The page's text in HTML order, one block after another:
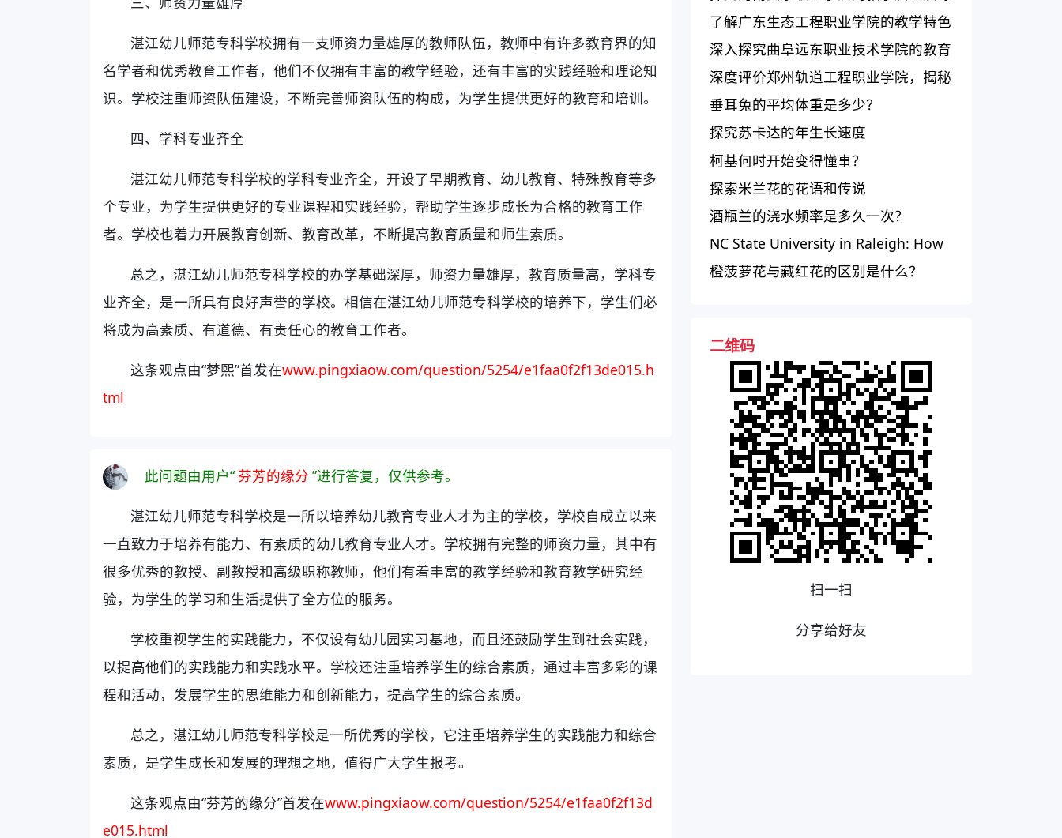
湛江幼儿师范专科学校拥有一支师资力量雄厚的教师队伍，教师中有许多教育界的知
名学者和优秀教育工作者，他们不仅拥有丰富的教学经验，还有丰富的实践经验和理论知
识。学校注重师资队伍建设，不断完善师资队伍的构成，为学生提供更好的教育和培训。
四、学科专业齐全
湛江幼儿师范专科学校的学科专业齐全，开设了早期教育、幼儿教育、特殊教育等多
个专业，为学生提供更好的专业课程和实践经验，帮助学生逐步成长为合格的教育工作
者。学校也着力开展教育创新、教育改革，不断提高教育质量和师生素质。
总之，湛江幼儿师范专科学校的办学基础深厚，师资力量雄厚，教育质量高，学科专
业齐全，是一所具有良好声誉的学校。相信在湛江幼儿师范专科学校的培养下，学生们必
将成为高素质、有道德、有责任心的教育工作者。
这条观点由“梦熙”首发在www.pingxiaow.com/question/5254/e1faa0f2f13de015.h
tml
此问题由用户“芬芳的缘分 ”进行答复，仅供参考。
湛江幼儿师范专科学校是一所以培养幼儿教育专业人才为主的学校，学校自成立以来
一直致力于培养有能力、有素质的幼儿教育专业人才。学校拥有完整的师资力量，其中有
很多优秀的教授、副教授和高级职称教师，他们有着丰富的教学经验和教育教学研究经
验，为学生的学习和生活提供了全方位的服务。
学校重视学生的实践能力，不仅设有幼儿园实习基地，而且还鼓励学生到社会实践，
以提高他们的实践能力和实践水平。学校还注重培养学生的综合素质，通过丰富多彩的课
程和活动，发展学生的思维能力和创新能力，提高学生的综合素质。
总之，湛江幼儿师范专科学校是一所优秀的学校，它注重培养学生的实践能力和综合
素质，是学生成长和发展的理想之地，值得广大学生报考。
这条观点由“芬芳的缘分”首发在www.pingxiaow.com/question/5254/e1faa0f2f13d
e015.html
合实力
了解广东生态工程职业学院的教学特色
及优势
深入探究曲阜远东职业技术学院的教育
质量、师资队伍、毕业生就业情况
深度评价郑州轨道工程职业学院，揭秘
亮点
垂耳兔的平均体重是多少？
探究苏卡达的年生长速度
柯基何时开始变得懂事？
探索米兰花的花语和传说
酒瓶兰的浇水频率是多久一次？
NC State University in Raleigh: How
It Stacks Up
橙菠萝花与藏红花的区别是什么？
二维码
扫一扫
分享给好友